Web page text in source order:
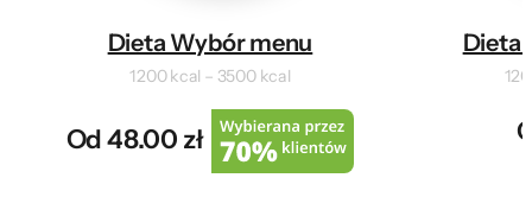
Dieta Wybór menu
1200 kcal – 3500 kcal
Od 48.00 zł
Dieta